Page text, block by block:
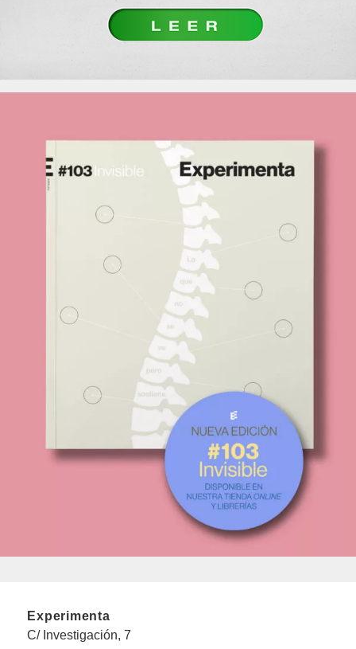
Experimenta
C/ Investigación, 7